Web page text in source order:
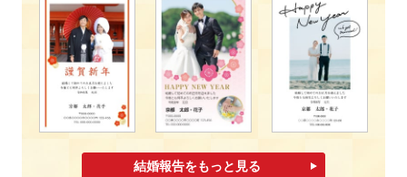
結婚報告をもっと見る